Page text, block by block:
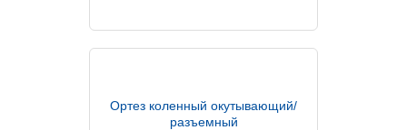
Ортез коленный окутывающий/
разъемный